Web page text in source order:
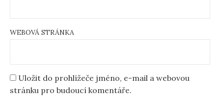
WEBOVÁ STRÁNKA
Uložit do prohlížeče jméno, e-mail a webovou
stránku pro budoucí komentáře.